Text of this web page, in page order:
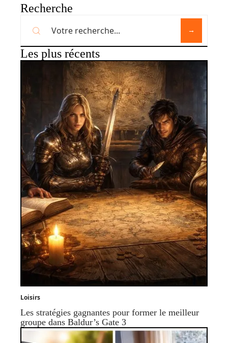
Recherche
Les plus récents
Loisirs
Les stratégies gagnantes pour former le meilleur
groupe dans Baldur’s Gate 3